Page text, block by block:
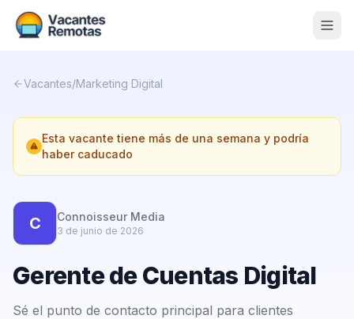
Nosotros
Contacto
Calculadora Freelance
Vacantes/Marketing Digital
Esta vacante tiene más de una semana y podría
haber caducado
C Connoisseur Media
3 de junio de 2026
Gerente de Cuentas Digital
Sé el punto de contacto principal para clientes